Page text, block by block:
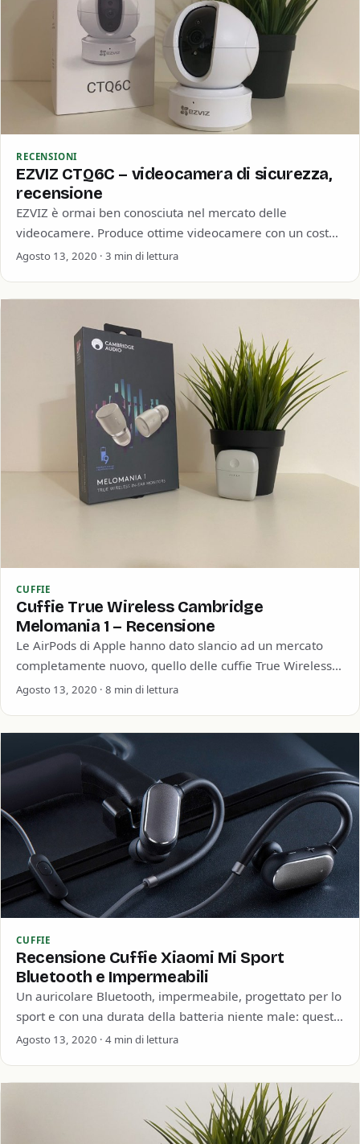
RECENSIONI
EZVIZ CTQ6C – videocamera di sicurezza,
recensione
EZVIZ è ormai ben conosciuta nel mercato delle
videocamere. Produce ottime videocamere con un costo
abbastanza contenuto e tutte le caratteristiche
Agosto 13, 2020 · 3 min di lettura
CUFFIE
Cuffie True Wireless Cambridge
Melomania 1 – Recensione
Le AirPods di Apple hanno dato slancio ad un mercato
completamente nuovo, quello delle cuffie True Wireless.
Dal primo modello tantissimi altri…
Agosto 13, 2020 · 8 min di lettura
CUFFIE
Recensione Cuffie Xiaomi Mi Sport
Bluetooth e Impermeabili
Un auricolare Bluetooth, impermeabile, progettato per lo
sport e con una durata della batteria niente male: queste
sono le nuove cuffie Xiaomi…
Agosto 13, 2020 · 4 min di lettura